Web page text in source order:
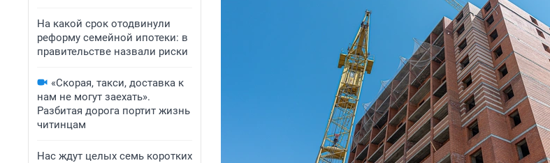
На какой срок отодвинули
реформу семейной ипотеки: в
правительстве назвали риски
«Скорая, такси, доставка к
нам не могут заехать».
Разбитая дорога портит жизнь
читинцам
Нас ждут целых семь коротких